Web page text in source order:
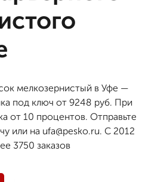
мелкозернистый в Уфе —
под ключ от 9248 руб. При
от 10 процентов. Отправьте
или на ufa@pesko.ru. С 2012
3750 заказов